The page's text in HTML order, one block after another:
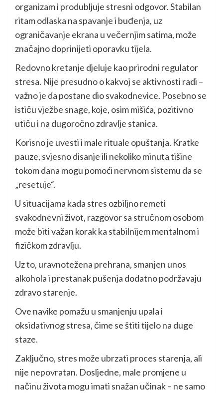
organizam i produbljuje stresni odgovor. Stabilan
ritam odlaska na spavanje i buđenja, uz
ograničavanje ekrana u večernjim satima, može
značajno doprinijeti oporavku tijela.
Redovno kretanje djeluje kao prirodni regulator
stresa. Nije presudno o kakvoj se aktivnosti radi –
važno je da postane dio svakodnevice. Posebno se
ističu vježbe snage, koje, osim mišića, pozitivno
utiču i na dugoročno zdravlje stanica.
Korisno je uvesti i male rituale opuštanja. Kratke
pauze, svjesno disanje ili nekoliko minuta tišine
tokom dana mogu pomoći nervnom sistemu da se
„resetuje“.
U situacijama kada stres ozbiljno remeti
svakodnevni život, razgovor sa stručnom osobom
može biti važan korak ka stabilnijem mentalnom i
fizičkom zdravlju.
Uz to, uravnotežena prehrana, smanjen unos
alkohola i prestanak pušenja dodatno podržavaju
zdravo starenje.
Ove navike pomažu u smanjenju upala i
oksidativnog stresa, čime se štiti tijelo na duge
staze.
Zaključno, stres može ubrzati proces starenja, ali
nije nepovratan. Dosljedne, male promjene u
načinu života mogu imati snažan učinak – ne samo